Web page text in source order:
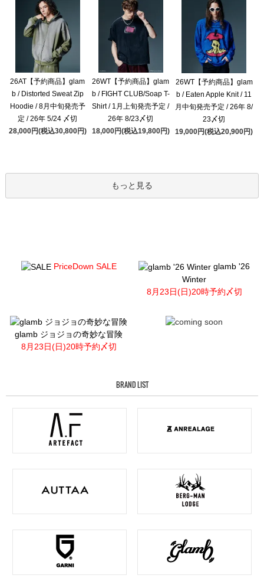
26AT【予約商品】glam
b / Distorted Sweat Zip
Hoodie / 8月中旬発売予
定 / 26年 5/24 〆切
28,000円(税込30,800円)
26WT【予約商品】glam
b / FIGHT CLUB/Soap T-
Shirt / 1月上旬発売予定 /
26年 8/23〆切
18,000円(税込19,800円)
26WT【予約商品】glam
b / Eaten Apple Knit / 11
月中旬発売予定 / 26年 8/
23〆切
19,000円(税込20,900円)
もっと見る
PriceDown SALE
glamb '26
Winter
8月23日(日)20時予約〆切
glamb ジョジョの奇妙な冒険
8月23日(日)20時予約〆切
BRAND LIST